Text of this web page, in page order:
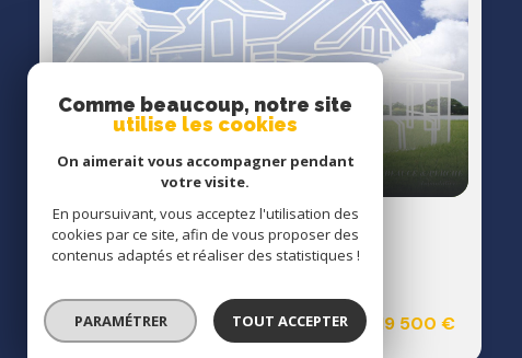
Terrain à batir 1100 m²
19 500 €
Comme beaucoup, notre site
utilise les cookies
On aimerait vous accompagner pendant
votre visite.
En poursuivant, vous acceptez l'utilisation des
cookies par ce site, afin de vous proposer des
contenus adaptés et réaliser des statistiques !
PARAMÉTRER TOUT ACCEPTER